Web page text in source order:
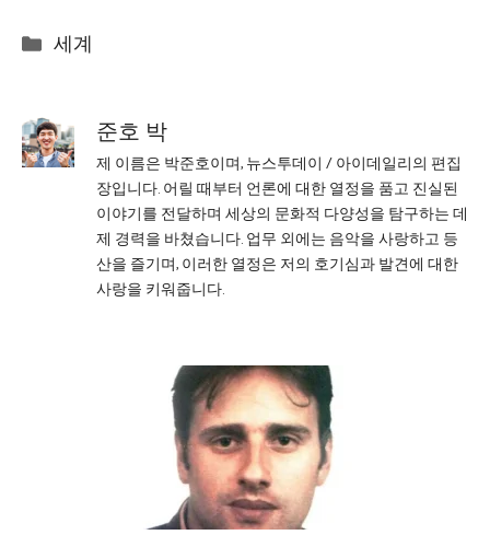
Categories
세계
준호 박
제 이름은 박준호이며, 뉴스투데이 / 아이데일리의 편집
장입니다. 어릴 때부터 언론에 대한 열정을 품고 진실된
이야기를 전달하며 세상의 문화적 다양성을 탐구하는 데
제 경력을 바쳤습니다. 업무 외에는 음악을 사랑하고 등
산을 즐기며, 이러한 열정은 저의 호기심과 발견에 대한
사랑을 키워줍니다.